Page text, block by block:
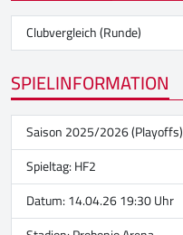
Clubvergleich (Runde)
SPIELINFORMATION
Saison 2025/2026 (Playoffs)
Spieltag: HF2
Datum: 14.04.26 19:30 Uhr